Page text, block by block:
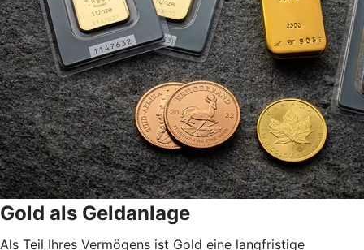
Gold als Geldanlage
Als Teil Ihres Vermögens ist Gold eine langfristige